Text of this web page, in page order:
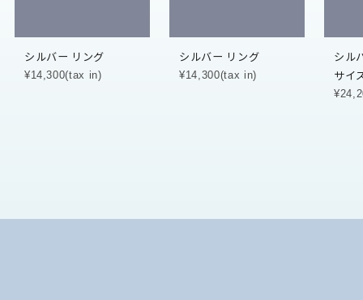
シルバー リング
¥14,300(tax in)
シルバー リング
¥14,300(tax in)
シル
サイ